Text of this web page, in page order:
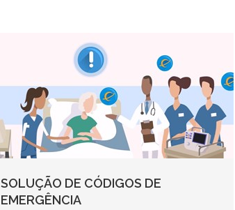
SOLUÇÃO DE CÓDIGOS DE
EMERGÊNCIA